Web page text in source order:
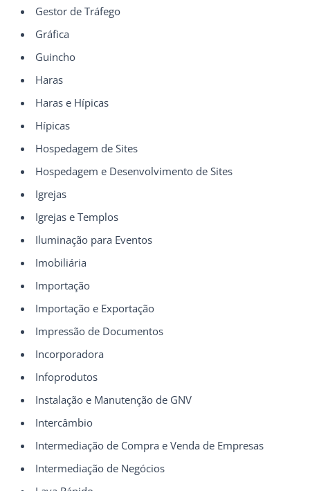
Gestor de Tráfego
Gráfica
Guincho
Haras
Haras e Hípicas
Hípicas
Hospedagem de Sites
Hospedagem e Desenvolvimento de Sites
Igrejas
Igrejas e Templos
Iluminação para Eventos
Imobiliária
Importação
Importação e Exportação
Impressão de Documentos
Incorporadora
Infoprodutos
Instalação e Manutenção de GNV
Intercâmbio
Intermediação de Compra e Venda de Empresas
Intermediação de Negócios